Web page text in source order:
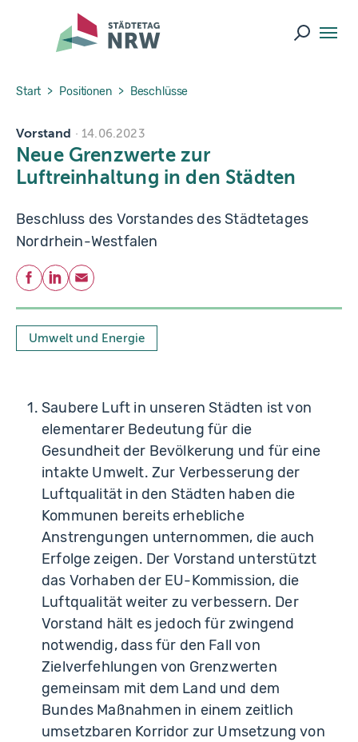
Skip to main navigation
Skip to main content
Skip to page footer
Suche
You are here:
Start Positionen Beschlüsse
Vorstand 14.06.2023
Neue Grenzwerte zur
Luftreinhaltung in den Städten
Beschluss des Vorstandes des Städtetages
Nordrhein-Westfalen
Teilen
Facebook
LinkedIn
E-Mail
Umwelt und Energie
Saubere Luft in unseren Städten ist von
elementarer Bedeutung für die
Gesundheit der Bevölkerung und für eine
intakte Umwelt. Zur Verbesserung der
Luftqualität in den Städten haben die
Kommunen bereits erhebliche
Anstrengungen unternommen, die auch
Erfolge zeigen. Der Vorstand unterstützt
das Vorhaben der EU-Kommission, die
Luftqualität weiter zu verbessern. Der
Vorstand hält es jedoch für zwingend
notwendig, dass für den Fall von
Zielverfehlungen von Grenzwerten
gemeinsam mit dem Land und dem
Bundes Maßnahmen in einem zeitlich
umsetzbaren Korridor zur Umsetzung von